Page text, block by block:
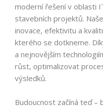
moderní řešení v oblasti
stavebních projektů.
inovace, efektivitu a
kterého se dotkneme.
a nejnovějším
růst, optimalizovat
výsledků.
Budoucnost začíná teď –